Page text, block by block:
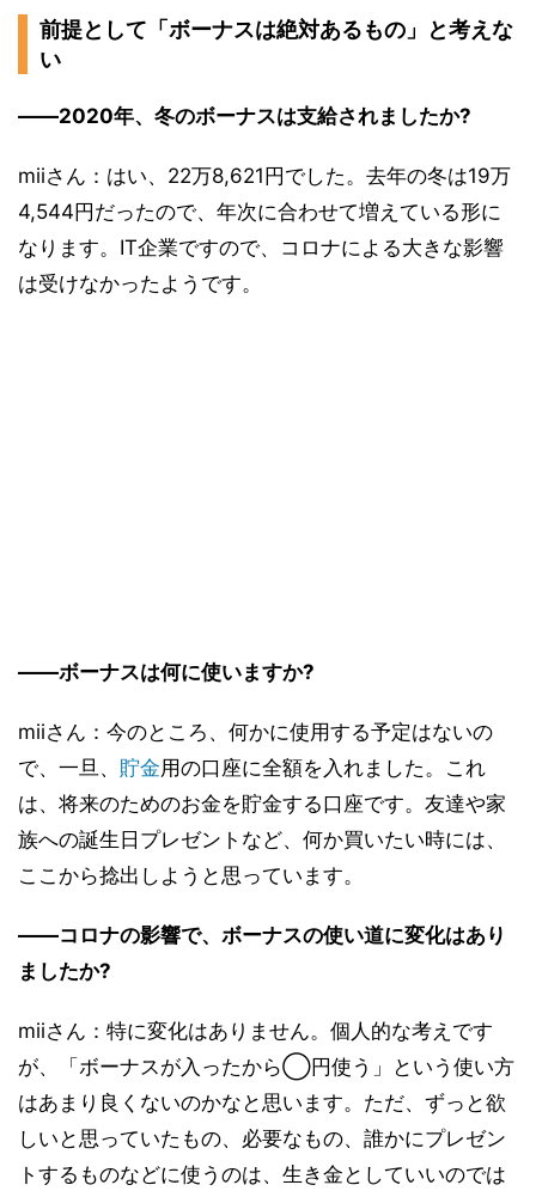
前提として「ボーナスは絶対あるもの」と考えな
い
――2020年、冬のボーナスは支給されましたか?
miiさん：はい、22万8,621円でした。去年の冬は19万
4,544円だったので、年次に合わせて増えている形に
なります。IT企業ですので、コロナによる大きな影響
は受けなかったようです。
――ボーナスは何に使いますか?
miiさん：今のところ、何かに使用する予定はないの
で、一旦、 貯金用の口座に全額を入れました。これ
は、将来のためのお金を貯金する口座です。友達や家
族への誕生日プレゼントなど、何か買いたい時には、
ここから捻出しようと思っています。
――コロナの影響で、ボーナスの使い道に変化はあり
ましたか?
miiさん：特に変化はありません。個人的な考えです
が、「ボーナスが入ったから◯円使う」という使い方
はあまり良くないのかなと思います。ただ、ずっと欲
しいと思っていたもの、必要なもの、誰かにプレゼン
トするものなどに使うのは、生き金としていいのでは